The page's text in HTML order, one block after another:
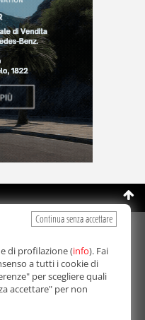
2026
i contenuti, in qualunque
è proibita.
Autorizzazione del
del 21/10/2003
Continua senza accettare
di profilazione (info). Fai
a tutti i cookie di
per scegliere quali
accettare" per non